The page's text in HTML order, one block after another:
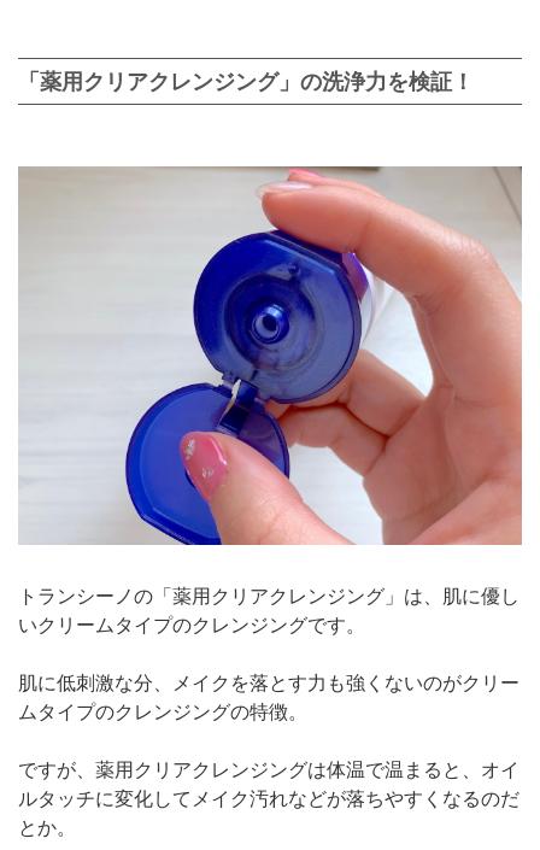
「薬用クリアクレンジング」の洗浄力を検証！
トランシーノの「薬用クリアクレンジング」は、肌に優し
いクリームタイプのクレンジングです。
肌に低刺激な分、メイクを落とす力も強くないのがクリー
ムタイプのクレンジングの特徴。
ですが、薬用クリアクレンジングは体温で温まると、オイ
ルタッチに変化してメイク汚れなどが落ちやすくなるのだ
とか。